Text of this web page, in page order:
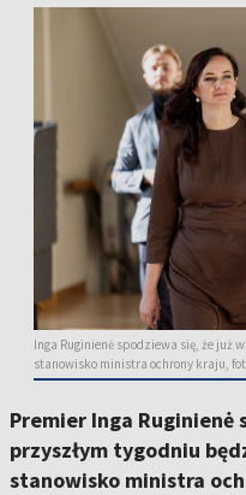
Inga Ruginienė spodziewa się, że już
stanowisko ministra ochrony kraju,
Premier Inga Ruginienė
przyszłym tygodniu
stanowisko ministra